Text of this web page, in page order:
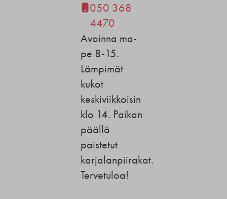
050 368
4470
Avoinna ma-
pe 8-15.
Lämpimät
kukot
keskiviikkoisin
klo 14. Paikan
päällä
paistetut
karjalanpiirakat.
Tervetuloa!